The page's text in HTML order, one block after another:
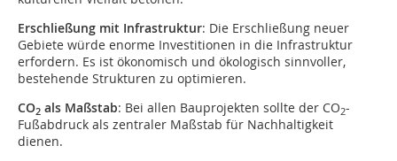
Erschließung mit Infrastruktur: Die Erschließung neuer
Gebiete würde enorme Investitionen in die Infrastruktur
erfordern. Es ist ökonomisch und ökologisch sinnvoller,
bestehende Strukturen zu optimieren.
CO2 als Maßstab: Bei allen Bauprojekten sollte der CO2-
Fußabdruck als zentraler Maßstab für Nachhaltigkeit
dienen.